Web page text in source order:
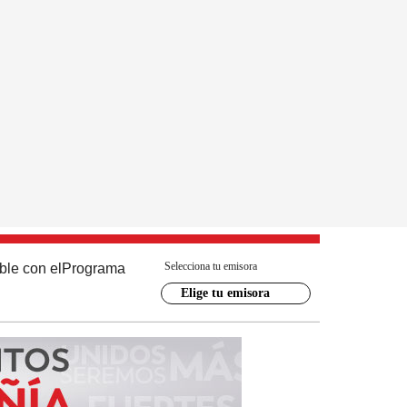
con el Programa Selecciona tu emisora
Elige tu emisora